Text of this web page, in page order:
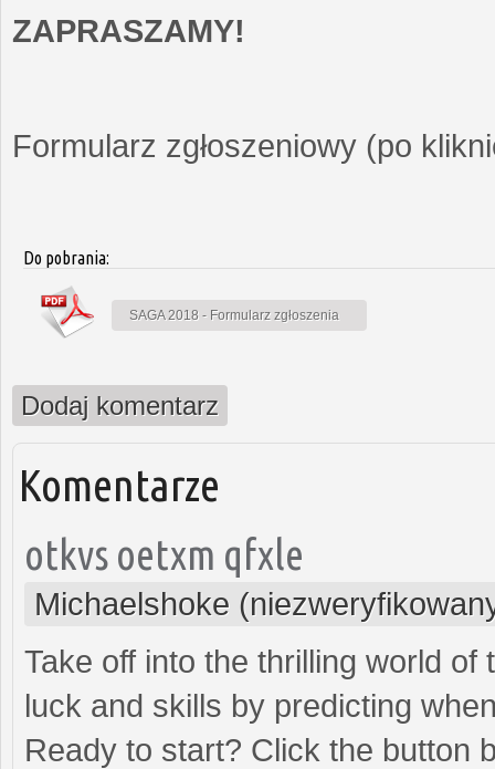
ZAPRASZAMY!
Formularz zgłoszeniowy (po
Do pobrania:
SAGA 2018 - Formularz zgłoszenia
Dodaj komentarz
Komentarze
otkvs oetxm qfxle
Michaelshoke
Take off into the thrilling world
luck and skills by predicting
Ready to start? Click the button